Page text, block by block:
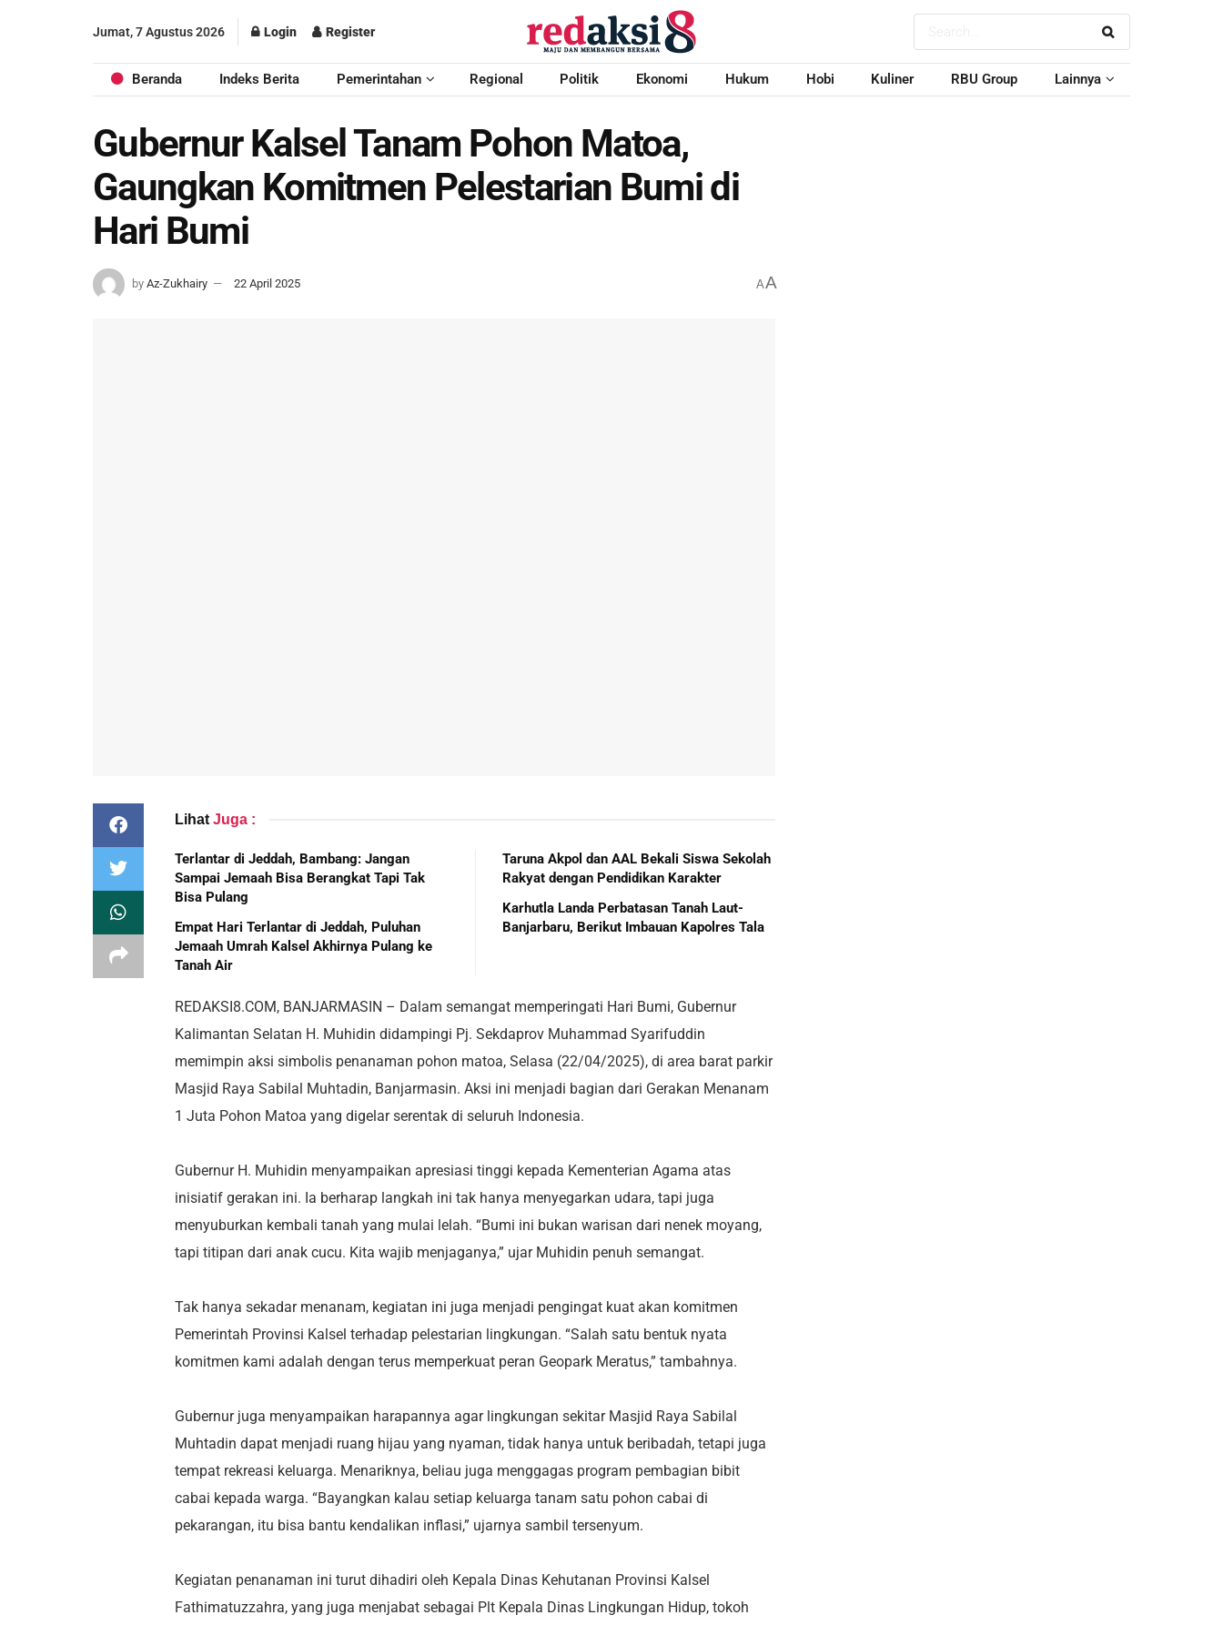
Jumat, 7 Agustus 2026 Login Register
Beranda Indeks Berita Pemerintahan Regional Politik Ekonomi Hukum Hobi Kuliner RBU Group Lainnya
Gubernur Kalsel Tanam Pohon Matoa,
Gaungkan Komitmen Pelestarian Bumi di
Hari Bumi
by Az-Zukhairy 22 April 2025 AA
Lihat Juga :
Terlantar di Jeddah, Bambang: Jangan
Sampai Jemaah Bisa Berangkat Tapi Tak
Bisa Pulang
Empat Hari Terlantar di Jeddah, Puluhan
Jemaah Umrah Kalsel Akhirnya Pulang ke
Tanah Air
Taruna Akpol dan AAL Bekali Siswa Sekolah
Rakyat dengan Pendidikan Karakter
Karhutla Landa Perbatasan Tanah Laut-
Banjarbaru, Berikut Imbauan Kapolres Tala
REDAKSI8.COM, BANJARMASIN – Dalam semangat memperingati Hari Bumi, Gubernur
Kalimantan Selatan H. Muhidin didampingi Pj. Sekdaprov Muhammad Syarifuddin
memimpin aksi simbolis penanaman pohon matoa, Selasa (22/04/2025), di area barat parkir
Masjid Raya Sabilal Muhtadin, Banjarmasin. Aksi ini menjadi bagian dari Gerakan Menanam
1 Juta Pohon Matoa yang digelar serentak di seluruh Indonesia.
Gubernur H. Muhidin menyampaikan apresiasi tinggi kepada Kementerian Agama atas
inisiatif gerakan ini. Ia berharap langkah ini tak hanya menyegarkan udara, tapi juga
menyuburkan kembali tanah yang mulai lelah. “Bumi ini bukan warisan dari nenek moyang,
tapi titipan dari anak cucu. Kita wajib menjaganya,” ujar Muhidin penuh semangat.
Tak hanya sekadar menanam, kegiatan ini juga menjadi pengingat kuat akan komitmen
Pemerintah Provinsi Kalsel terhadap pelestarian lingkungan. “Salah satu bentuk nyata
komitmen kami adalah dengan terus memperkuat peran Geopark Meratus,” tambahnya.
Gubernur juga menyampaikan harapannya agar lingkungan sekitar Masjid Raya Sabilal
Muhtadin dapat menjadi ruang hijau yang nyaman, tidak hanya untuk beribadah, tetapi juga
tempat rekreasi keluarga. Menariknya, beliau juga menggagas program pembagian bibit
cabai kepada warga. “Bayangkan kalau setiap keluarga tanam satu pohon cabai di
pekarangan, itu bisa bantu kendalikan inflasi,” ujarnya sambil tersenyum.
Kegiatan penanaman ini turut dihadiri oleh Kepala Dinas Kehutanan Provinsi Kalsel
Fathimatuzzahra, yang juga menjabat sebagai Plt Kepala Dinas Lingkungan Hidup, tokoh